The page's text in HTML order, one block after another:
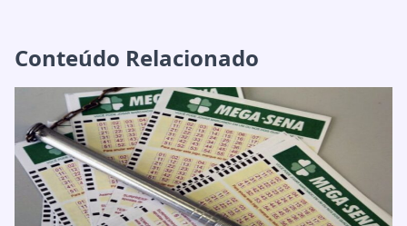
Conteúdo Relacionado